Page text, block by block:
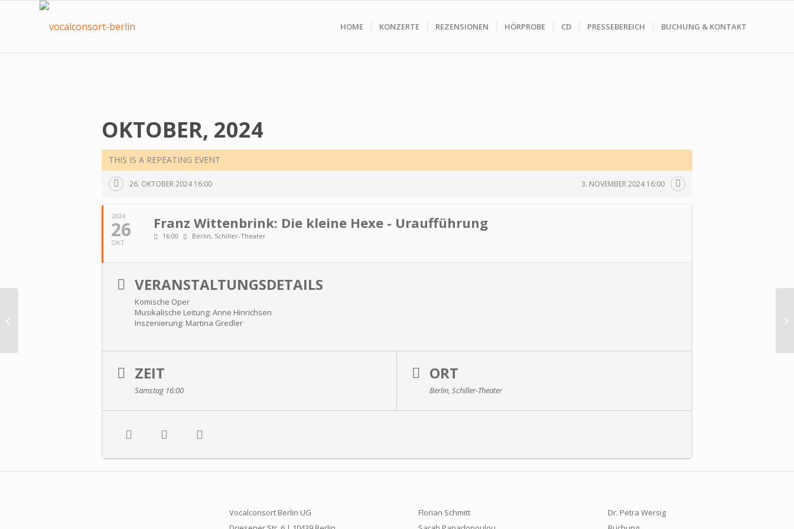
HOME KONZERTE REZENSIONEN HÖRPROBE CD PRESSEBEREICH BUCHUNG & KONTAKT
OKTOBER, 2024
THIS IS A REPEATING EVENT
26. OKTOBER 2024 16:00 3. NOVEMBER 2024 16:00
2024
26
OKT
Franz Wittenbrink: Die kleine Hexe - Uraufführung
16:00 Berlin, Schiller-Theater
VERANSTALTUNGSDETAILS
Komische Oper
Musikalische Leitung: Anne Hinrichsen
Inszenierung: Martina Gredler
ZEIT
Samstag 16:00
ORT
Berlin, Schiller-Theater
Vocalconsort Berlin UG
Florian Schmitt
Dr. Petra Wersig
Gloria Bruni: Creazione/Schöpfung